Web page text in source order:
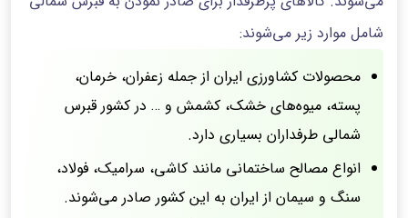
شامل موارد زیر می‌شوند:
محصولات کشاورزی ایران از جمله زعفران، خرمان،
پسته، میوه‌های خشک، کشمش و … در کشور قبرس
شمالی طرفداران بسیاری دارد.
انواع مصالح ساختمانی مانند کاشی، سرامیک، فولاد،
سنگ و سیمان از ایران به این کشور صادر می‌شوند.